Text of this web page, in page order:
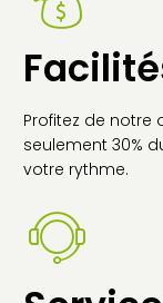
Profitez de notre
seulement 30%
votre rythme.